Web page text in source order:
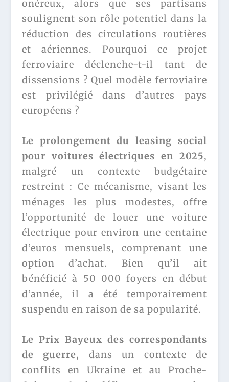
onéreux, alors que ses partisans
soulignent son rôle potentiel dans la
réduction des circulations routières
et aériennes. Pourquoi ce projet
ferroviaire déclenche-t-il tant de
dissensions ? Quel modèle ferroviaire
est privilégié dans d’autres pays
européens ?
Le prolongement du leasing social
pour voitures électriques en 2025,
malgré un contexte budgétaire
restreint : Ce mécanisme, visant les
ménages les plus modestes, offre
l’opportunité de louer une voiture
électrique pour environ une centaine
d’euros mensuels, comprenant une
option d’achat. Bien qu’il ait
bénéficié à 50 000 foyers en début
d’année, il a été temporairement
suspendu en raison de sa popularité.
Le Prix Bayeux des correspondants
de guerre, dans un contexte de
conflits en Ukraine et au Proche-